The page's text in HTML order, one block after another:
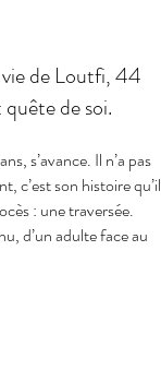
de Loutfi, 44
de soi.
s’avance. Il n’a pas
c’est son histoire qu’il
: une traversée.
d’un adulte face au